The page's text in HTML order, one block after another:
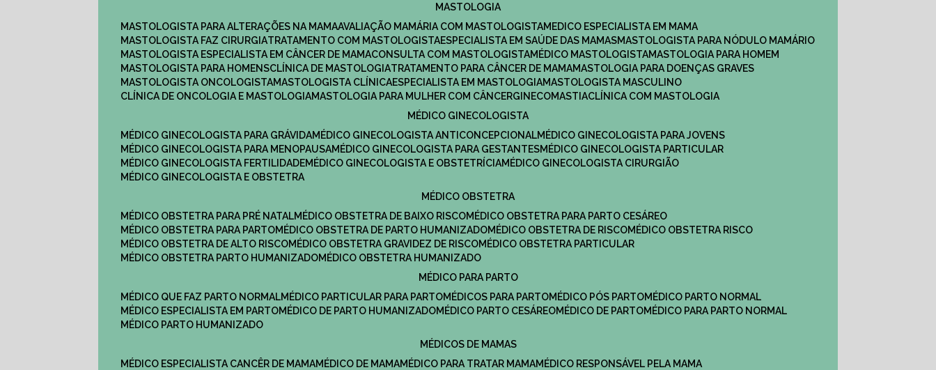
MASTOLOGIA
MASTOLOGISTA PARA ALTERAÇÕES NA MAMA AVALIAÇÃO MAMÁRIA COM MASTOLOGISTA
MEDICO ESPECIALISTA EM MAMA​
MASTOLOGISTA FAZ CIRURGIA
TRATAMENTO COM MASTOLOGISTA ESPECIALISTA EM SAÚDE DAS MAMAS
MASTOLOGISTA PARA NÓDULO MAMÁRIO
MASTOLOGISTA ESPECIALISTA EM CÂNCER DE MAMA
CONSULTA COM MASTOLOGISTA MÉDICO MASTOLOGISTA
MASTOLOGIA PARA HOMEM
MASTOLOGISTA PARA HOMENS
CLÍNICA DE MASTOLOGIA TRATAMENTO PARA CÂNCER DE MAMA
MASTOLOGIA PARA DOENÇAS GRAVES
MASTOLOGISTA ONCOLOGISTA
MASTOLOGISTA CLÍNICA ESPECIALISTA EM MASTOLOGIA
MASTOLOGISTA MASCULINO
CLÍNICA DE ONCOLOGIA E MASTOLOGIA
MASTOLOGIA PARA MULHER COM CÂNCER GINECOMASTIA
CLÍNICA COM MASTOLOGIA
MÉDICO GINECOLOGISTA
MÉDICO GINECOLOGISTA PARA GRÁVIDA
MÉDICO GINECOLOGISTA ANTICONCEPCIONAL
MÉDICO GINECOLOGISTA PARA JOVENS
MÉDICO GINECOLOGISTA PARA MENOPAUSA
MÉDICO GINECOLOGISTA PARA GESTANTES
MÉDICO GINECOLOGISTA PARTICULAR
MÉDICO GINECOLOGISTA FERTILIDADE
MÉDICO GINECOLOGISTA E OBSTETRÍCIA
MÉDICO GINECOLOGISTA CIRURGIÃO
MÉDICO GINECOLOGISTA E OBSTETRA
MÉDICO OBSTETRA
MÉDICO OBSTETRA PARA PRÉ NATAL
MÉDICO OBSTETRA DE BAIXO RISCO
MÉDICO OBSTETRA PARA PARTO CESÁREO
MÉDICO OBSTETRA PARA PARTO
MÉDICO OBSTETRA DE PARTO HUMANIZADO MÉDICO OBSTETRA DE RISCO
MÉDICO OBSTETRA RISCO
MÉDICO OBSTETRA DE ALTO RISCO
MÉDICO OBSTETRA GRAVIDEZ DE RISCO
MÉDICO OBSTETRA PARTICULAR
MÉDICO OBSTETRA PARTO HUMANIZADO
MÉDICO OBSTETRA HUMANIZADO
MÉDICO PARA PARTO
MÉDICO QUE FAZ PARTO NORMAL
MÉDICO PARTICULAR PARA PARTO MÉDICOS PARA PARTO MÉDICO PÓS PARTO
MÉDICO PARTO NORMAL
MÉDICO ESPECIALISTA EM PARTO
MÉDICO DE PARTO HUMANIZADO MÉDICO PARTO CESÁREO MÉDICO DE PARTO
MÉDICO PARA PARTO NORMAL
MÉDICO PARTO HUMANIZADO
MÉDICOS DE MAMAS
MÉDICO ESPECIALISTA CANCÊR DE MAMA
MÉDICO DE MAMA MÉDICO PARA TRATAR MAMA
MÉDICO RESPONSÁVEL PELA MAMA